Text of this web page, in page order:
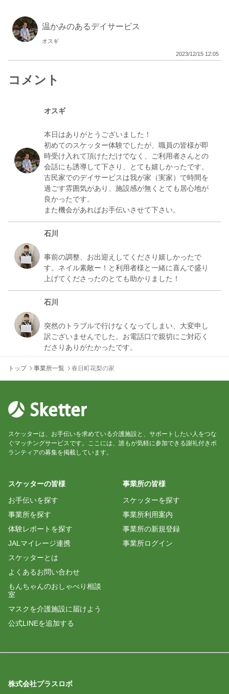
温かみのあるデイサービス
オスギ
2023/12/15 12:05
コメント
オスギ
本日はありがとうございました！
初めてのスケッター体験でしたが、職員の皆様が即
時受け入れて頂けただけでなく、ご利用者さんとの
会話にも誘導して下さり、とても嬉しかったです。
古民家でのデイサービスは我が家（実家）で時間を
過ごす雰囲気があり、施設感が無くとても居心地が
良かったです。
石川
事前の調整、お出迎えしてくださり嬉しかったで
す。ネイル素敵ー！と利用者様と一緒に喜んで盛り
石川
突然のトラブルで行けなくなってしまい、大変申し
訳ございませんでした。お電話口で親切にご対応く
トップ 事業所一覧 春日町花梨の家
スケッターは、お手伝いを求めている介護施設と、サポートしたい人をつな
ぐマッチングサービスです。ここには、誰もが気軽に参加できる謝礼付きボ
ランティアの募集を掲載しています。
スケッターの皆様
お手伝いを探す
事業所を探す
体験レポートを探す
JALマイレージ連携
スケッターとは
よくあるお問い合わせ
もんちゃんのおしゃべり相談
室
マスクを介護施設に届けよう
公式LINEを追加する
事業所の皆様
スケッターを探す
事業所利用案内
事業所の新規登録
事業所ログイン
株式会社プラスロボ